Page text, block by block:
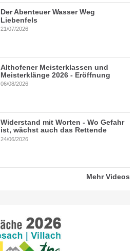
Der Abenteuer Wasser Weg
Liebenfels
21/07/2026
Althofener Meisterklassen und
Meisterklänge 2026 - Eröffnung
06/08/2026
Widerstand mit Worten - Wo Gefahr
ist, wächst auch das Rettende
24/06/2026
Mehr Videos